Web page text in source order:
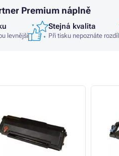
Premium náplně
levnější
Stejná kvalita
Při tisku nepoznáte rozdíl